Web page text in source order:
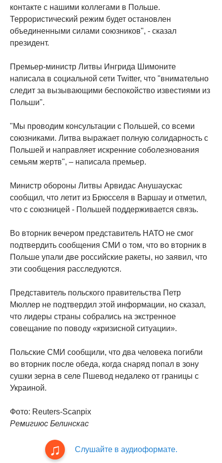
контакте с нашими коллегами в Польше.
Террористический режим будет остановлен
объединенными силами союзников", - сказал
президент.
Премьер-министр Литвы Ингрида Шимоните
написала в социальной сети Twitter, что "внимательно
следит за вызывающими беспокойство известиями из
Польши".
"Мы проводим консультации с Польшей, со всеми
союзниками. Литва выражает полную солидарность с
Польшей и направляет искренние соболезнования
семьям жертв", – написала премьер.
Министр обороны Литвы Арвидас Анушаускас
сообщил, что летит из Брюсселя в Варшау и отметил,
что с союзницей - Польшей поддерживается связь.
Во вторник вечером представитель НАТО не смог
подтвердить сообщения СМИ о том, что во вторник в
Польше упали две российские ракеты, но заявил, что
эти сообщения расследуются.
Представитель польского правительства Петр
Мюллер не подтвердил этой информации, но сказал,
что лидеры страны собрались на экстренное
совещание по поводу «кризисной ситуации».
Польские СМИ сообщили, что два человека погибли
во вторник после обеда, когда снаряд попал в зону
сушки зерна в селе Пшевод недалеко от границы с
Украиной.
Фото: Reuters-Scanpix
Ремигиюс Белинскас
Слушайте в аудиоформате.